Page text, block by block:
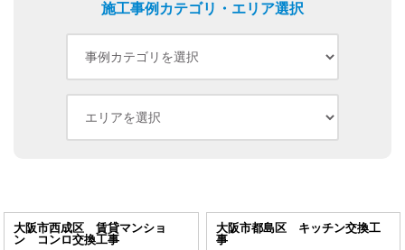
施工事例カテゴリ・エリア選択
大阪市西成区 賃貸マンショ
ン コンロ交換工事
大阪市都島区 キッチン交換工
事